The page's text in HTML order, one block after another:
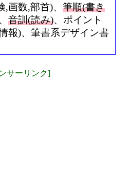
,画数,部首)、 筆順(書き
音訓(読み)、ポイント
報)、筆書系デザイン書
サーリンク]